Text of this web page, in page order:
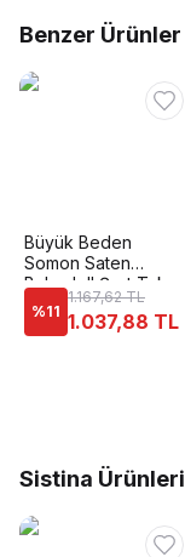
Benzer Ürünler
Büyük Beden
Somon Saten
Babydoll Şort Takımı
Ahu Primoda 1024
%11
1.167,62 TL
1.037,88 TL
Sistina Ürünleri